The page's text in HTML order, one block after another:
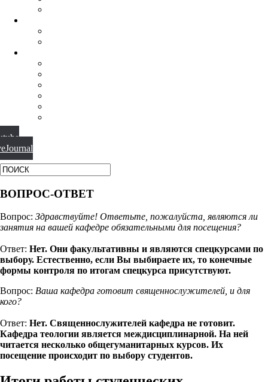
ВОПРОС-ОТВЕТ
Вопрос: Здравствуйте! Ответьте, пожалуйста, являются ли
занятия на вашей кафедре обязательными для посещения?
Ответ: Нет. Они факультативны и являются спецкурсами по
выбору. Естественно, если Вы выбираете их, то конечные
формы контроля по итогам спецкурса присутствуют.
Вопрос: Ваша кафедра готовит священнослужителей, и для
кого?
Ответ: Нет. Священнослужителей кафедра не готовит.
Кафедра теологии является междисциплинарной. На ней
читается несколько общегуманитарных курсов. Их
посещение происходит по выбору студентов.